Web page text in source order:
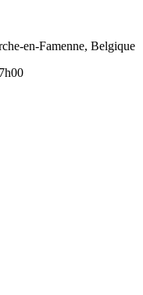
en-Famenne, Belgique